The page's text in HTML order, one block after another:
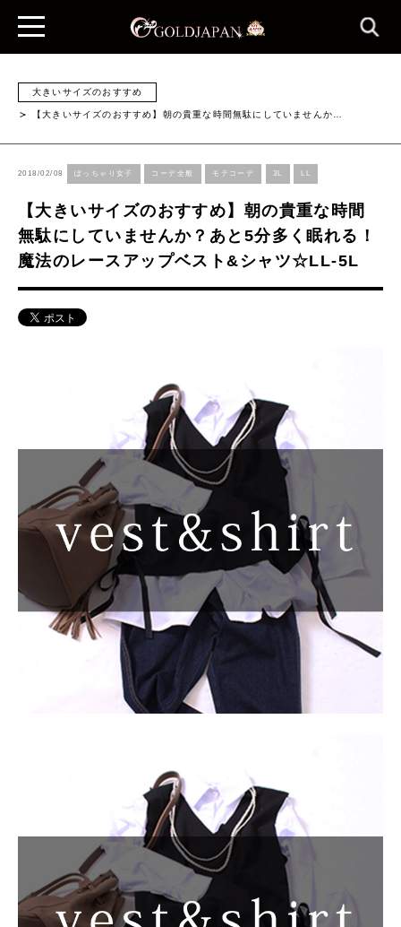
大きいサイズのおすすめ
【大きいサイズのおすすめ】朝の貴重な時間無駄にしていませんか…
2018/02/08 ぽっちゃり女子 コーデ全般 モテコーデ 3L LL
【大きいサイズのおすすめ】朝の貴重な時間
無駄にしていませんか？あと5分多く眠れる！
魔法のレースアップベスト&シャツ☆LL-5L